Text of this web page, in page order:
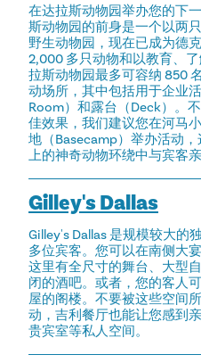
在达拉斯动物园举办您的下
斯动物园的前身是一个以两
野生动物园，现在已成为德
2,000 多只动物和以教育、
拉斯动物园最多可容纳 850
动场所，其中包括用于企业
Room）和露台（Deck）。
佳效果，我们建议您在河马
地（Basecamp）举办活动
上的神奇动物环绕中与宾客亲
Gilley's Dallas
Gilley's Dallas 是规模较大的
多位宾客。您可以在南侧大
这里有全尺寸的舞台、大型
闭的酒吧。或者，您的客人
屋的阁楼。不要被这些空间
动，吉利餐厅也能让您感到
贵宾室等私人空间。